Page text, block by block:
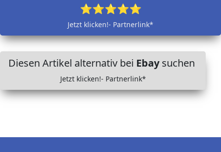
⭐⭐⭐⭐⭐
Jetzt klicken!- Partnerlink*
Diesen Artikel alternativ bei Ebaysuchen
Jetzt klicken!- Partnerlink*